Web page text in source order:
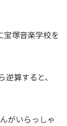
塚音楽学校を
算すると、
がいらっしゃ